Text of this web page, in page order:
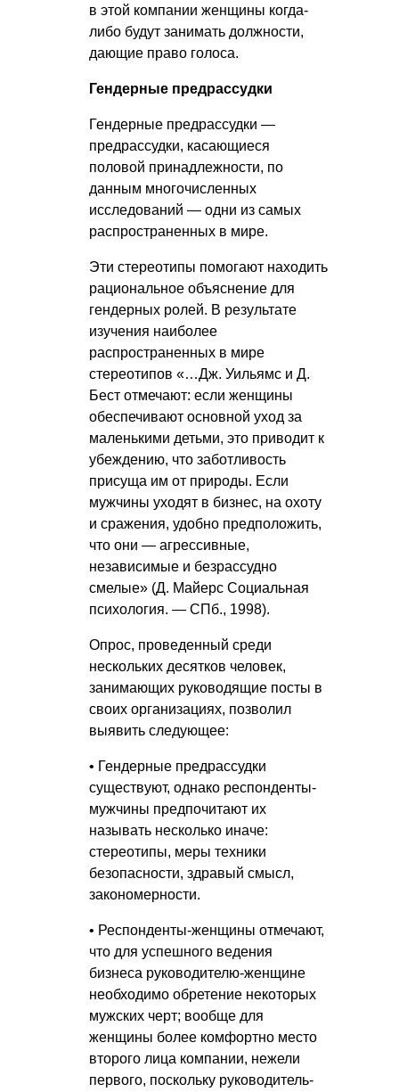
в этой компании женщины когда-
либо будут занимать должности,
дающие право голоса.
Гендерные предрассудки
Гендерные предрассудки —
предрассудки, касающиеся
половой принадлежности, по
данным многочисленных
исследований — одни из самых
распространенных в мире.
Эти стереотипы помогают находить
рациональное объяснение для
гендерных ролей. В результате
изучения наиболее
распространенных в мире
стереотипов «…Дж. Уильямс и Д.
Бест отмечают: если женщины
обеспечивают основной уход за
маленькими детьми, это приводит к
убеждению, что заботливость
присуща им от природы. Если
мужчины уходят в бизнес, на охоту
и сражения, удобно предположить,
что они — агрессивные,
независимые и безрассудно
смелые» (Д. Майерс Социальная
психология. — СПб., 1998).
Опрос, проведенный среди
нескольких десятков человек,
занимающих руководящие посты в
своих организациях, позволил
выявить следующее:
• Гендерные предрассудки
существуют, однако респонденты-
мужчины предпочитают их
называть несколько иначе:
стереотипы, меры техники
безопасности, здравый смысл,
закономерности.
• Респонденты-женщины отмечают,
что для успешного ведения
бизнеса руководителю-женщине
необходимо обретение некоторых
мужских черт; вообще для
женщины более комфортно место
второго лица компании, нежели
первого, поскольку руководитель-